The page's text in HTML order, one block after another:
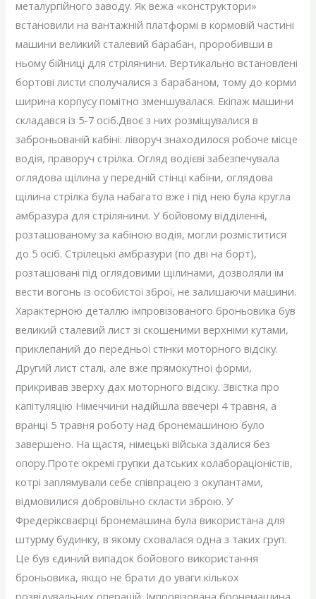
металургійного заводу. Як вежа «конструктори»
встановили на вантажній платформі в кормовій частині
машини великий сталевий барабан, проробивши в
ньому бійниці для стрілянини. Вертикально встановлені
бортові листи сполучалися з барабаном, тому до корми
ширина корпусу помітно зменшувалася. Екіпаж машини
складався із 5-7 осіб.Двоє з них розміщувалися в
заброньованій кабіні: ліворуч знаходилося робоче місце
водія, праворуч стрілка. Огляд водієві забезпечувала
оглядова щілина у передній стінці кабіни, оглядова
щілина стрілка була набагато вже і під нею була кругла
амбразура для стрілянини. У бойовому відділенні,
розташованому за кабіною водія, могли розміститися
до 5 осіб. Стрілецькі амбразури (по дві на борт),
розташовані під оглядовими щілинами, дозволяли їм
вести вогонь із особистої зброї, не залишаючи машини.
Характерною деталлю імпровізованого броньовика був
великий сталевий лист зі скошеними верхніми кутами,
приклепаний до передньої стінки моторного відсіку.
Другий лист сталі, але вже прямокутної форми,
прикривав зверху дах моторного відсіку. Звістка про
капітуляцію Німеччини надійшла ввечері 4 травня, а
вранці 5 травня роботу над бронемашиною було
завершено. На щастя, німецькі війська здалися без
опору.Проте окремі групки датських колабораціоністів,
котрі заплямували себе співпрацею з окупантами,
відмовилися добровільно скласти зброю. У
Фредеріксваєрці бронемашина була використана для
штурму будинку, в якому сховалася одна з таких груп.
Це був єдиний випадок бойового використання
броньовика, якщо не брати до уваги кількох
розвідувальних операцій. Імпровізована бронемашина